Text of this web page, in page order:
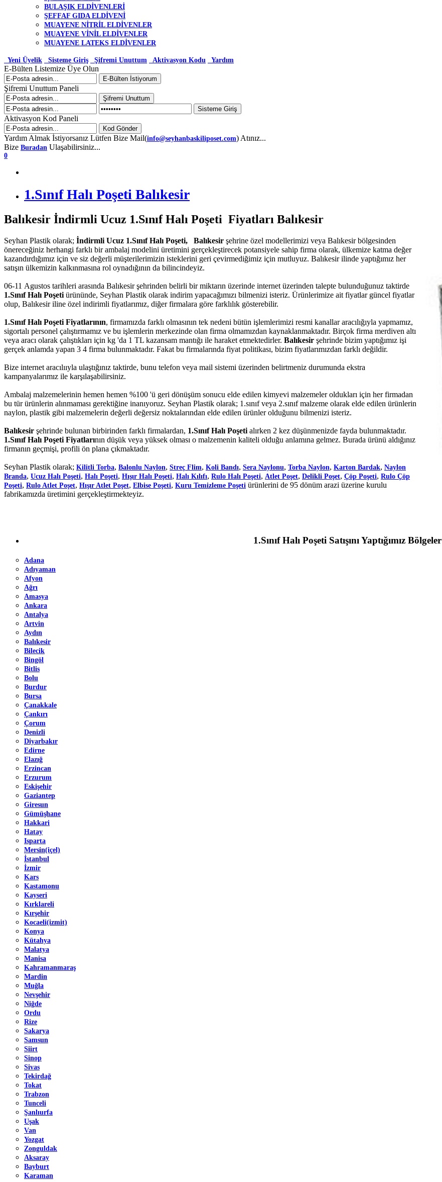
BULAŞIK ELDİVENLERİ
ŞEFFAF GIDA ELDİVENİ
MUAYENE NİTRİL ELDİVENLER
MUAYENE VİNİL ELDİVENLER
MUAYENE LATEKS ELDİVENLER
Yeni Üyelik Sisteme Giriş Şifremi Unuttum Aktivasyon Kodu Yardım
E-Bülten Listemize Üye Olun
Şifremi Unuttum Paneli
Aktivasyon Kod Paneli
Yardım Almak İstiyorsanız Lütfen Bize Mail(info@seyhanbaskiliposet.com) Atınız...
Bize Buradan Ulaşabilirsiniz...
0
1.Sınıf Halı Poşeti Balıkesir
Balıkesir İndirmli Ucuz 1.Sınıf Halı Poşeti Fiyatları Balıkesir
Seyhan Plastik olarak; İndirmli Ucuz 1.Sınıf Halı Poşeti, Balıkesir şehrine özel modellerimizi veya Balıkesir bölgesinden
önereceğiniz herhangi farklı bir ambalaj modelini üretimini gerçekleştirecek potansiyele sahip firma olarak, ülkemize katma değer
kazandırdığımız için ve siz değerli müşterilerimizin isteklerini geri çevirmediğimiz için mutluyuz. Balıkesir ilinde yaptığımız her
satışın ülkemizin kalkınmasına rol oynadığının da bilincindeyiz.
06-11 Agustos tarihleri arasında Balıkesir şehrinden belirli bir miktarın üzerinde internet üzerinden talepte bulunduğunuz taktirde
1.Sınıf Halı Poşeti ürününde, Seyhan Plastik olarak indirim yapacağımızı bilmenizi isteriz. Ürünlerimize ait fiyatlar güncel fiyatlar
olup, Balıkesir iline özel indirimli fiyatlarımız, diğer firmalara göre farklılık gösterebilir.
1.Sınıf Halı Poşeti Fiyatlarının, firmamızda farklı olmasının tek nedeni bütün işlemlerimizi resmi kanallar aracılığıyla yapmamız,
sigortalı personel çalıştırmamız ve bu işlemlerin merkezinde olan firma olmamızdan kaynaklanmaktadır. Birçok firma merdiven altı
veya aracı olarak çalıştıkları için kg 'da 1 TL kazansam mantığı ile haraket etmektedirler. Balıkesir şehrinde bizim yaptığımız işi
gerçek anlamda yapan 3 4 firma bulunmaktadır. Fakat bu firmalarında fiyat politikası, bizim fiyatlarımızdan farklı değildir.
Bize internet aracılııyla ulaştığınız taktirde, bunu telefon veya mail sistemi üzerinden belirtmeniz durumunda ekstra
kampanyalarımız ile karşılaşabilirsiniz.
Ambalaj malzemelerinin hemen hemen %100 'ü geri dönüşüm sonucu elde edilen kimyevi malzemeler oldukları için her firmadan
bu tür ürünlerin alınmaması gerektiğine inanıyoruz. Seyhan Plastik olarak; 1.sınıf veya 2.sınıf malzeme olarak elde edilen ürünlerin
naylon, plastik gibi malzemelerin değerli değersiz noktalarından elde edilen ürünler olduğunu bilmenizi isteriz.
Balıkesir şehrinde bulunan birbirinden farklı firmalardan, 1.Sınıf Halı Poşeti alırken 2 kez düşünmenizde fayda bulunmaktadır.
1.Sınıf Halı Poşeti Fiyatlarının düşük veya yüksek olması o malzemenin kaliteli olduğu anlamına gelmez. Burada ürünü aldığınız
firmanın geçmişi, profili ön plana çıkmaktadır.
Seyhan Plastik olarak; Kilitli Torba, Balonlu Naylon, Streç Flim, Koli Bandı, Sera Naylonu, Torba Naylon, Karton Bardak, Naylon
Branda, Ucuz Halı Poşeti, Halı Poşeti, Hışır Halı Poşeti, Halı Kılıfı, Rulo Halı Poşeti, Atlet Poşet, Delikli Poşet, Çöp Poşeti, Rulo Çöp
Poşeti, Rulo Atlet Poşet, Hışır Atlet Poşet, Elbise Poşeti, Kuru Temizleme Poşeti ürünlerini de 95 dönüm arazi üzerine kurulu
fabrikamızda üretimini gerçekleştirmekteyiz.
1.Sınıf Halı Poşeti Satışını Yaptığımız Bölgeler
Adana
Adıyaman
Afyon
Ağrı
Amasya
Ankara
Antalya
Artvin
Aydın
Balıkesir
Bilecik
Bingöl
Bitlis
Bolu
Burdur
Bursa
Çanakkale
Çankırı
Çorum
Denizli
Diyarbakır
Edirne
Elazığ
Erzincan
Erzurum
Eskişehir
Gaziantep
Giresun
Gümüşhane
Hakkari
Hatay
Isparta
Mersin(içel)
İstanbul
İzmir
Kars
Kastamonu
Kayseri
Kırklareli
Kırşehir
Kocaeli(izmit)
Konya
Kütahya
Malatya
Manisa
Kahramanmaraş
Mardin
Muğla
Nevşehir
Niğde
Ordu
Rize
Sakarya
Samsun
Siirt
Sinop
Sivas
Tekirdağ
Tokat
Trabzon
Tunceli
Şanlıurfa
Uşak
Van
Yozgat
Zonguldak
Aksaray
Bayburt
Karaman